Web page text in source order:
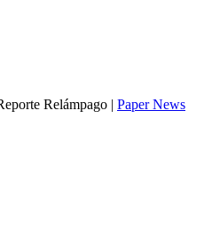
Relámpago | Paper News